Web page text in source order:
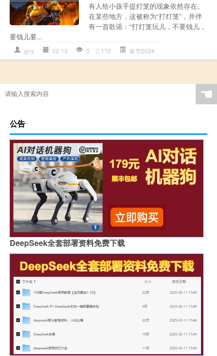
有人给小孩手提灯笼的现象依然存在。
在某些地方，这被称为“打灯笼”，并伴
有一首歌谣：“打灯笼玩儿，不要钱儿，
要钱儿要...
gny 02-15 0 170 春节2024
☚
公告
DeepSeek全套部署资料免费下载